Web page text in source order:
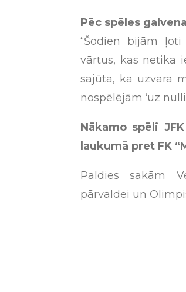
Pēc spēles
“Šodien bijām
vārtus, kas netika
sajūta, ka uzvara
nospēlējām ‘uz
Nākamo spēli
laukumā pret FK
Paldies sakām
pārvaldei un